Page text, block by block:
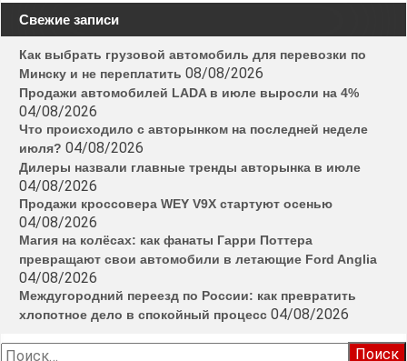
Свежие записи
Как выбрать грузовой автомобиль для перевозки по
Минску и не переплатить 08/08/2026
Продажи автомобилей LADA в июле выросли на 4%
04/08/2026
Что происходило с авторынком на последней неделе
июля? 04/08/2026
Дилеры назвали главные тренды авторынка в июле
04/08/2026
Продажи кроссовера WEY V9X стартуют осенью
04/08/2026
Магия на колёсах: как фанаты Гарри Поттера
превращают свои автомобили в летающие Ford Anglia
04/08/2026
Междугородний переезд по России: как превратить
хлопотное дело в спокойный процесс 04/08/2026
Найти: